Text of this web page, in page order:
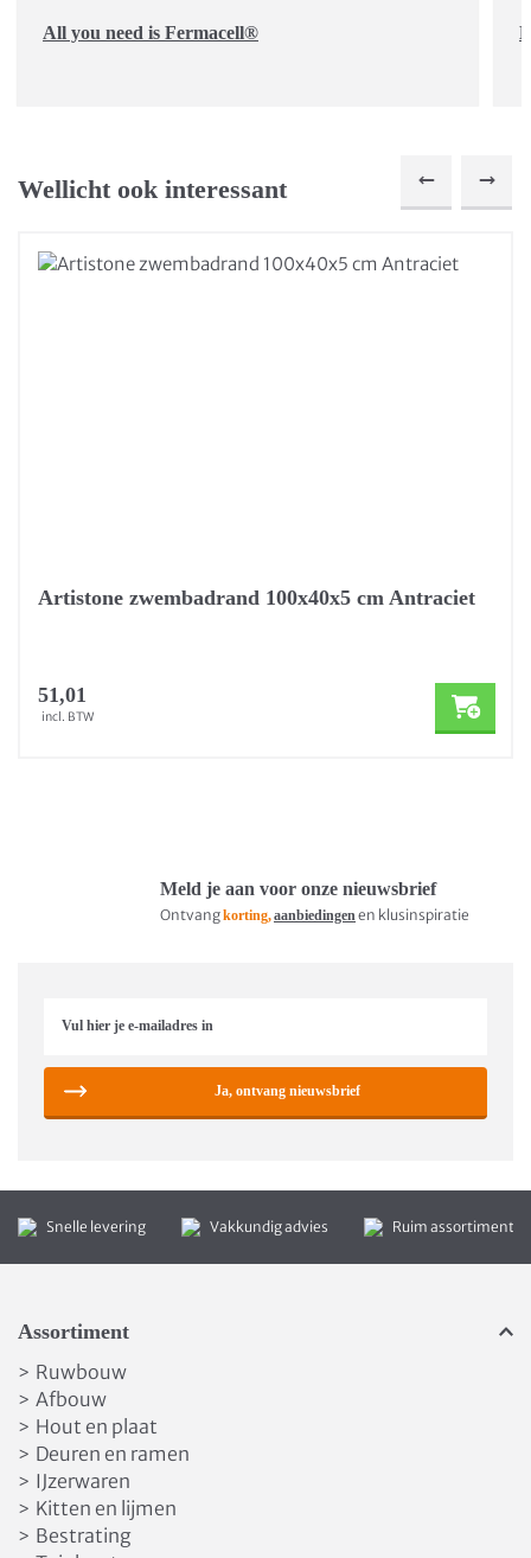
All you need is Fermacell®
Wellicht ook interessant
Artistone zwembadrand 100x40x5 cm Antraciet
51,01
incl. BTW
Meld je aan voor onze nieuwsbrief
Ontvangkorting,aanbiedingen en klusinspiratie
Ja, ontvang nieuwsbrief
Snelle levering Vakkundig advies Ruim assortiment
Assortiment
> Ruwbouw
> Afbouw
> Hout en plaat
> Deuren en ramen
> IJzerwaren
> Kitten en lijmen
> Bestrating